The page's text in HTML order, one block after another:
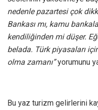
nedenle pazartesi çok
Bankası mı, kamu
kendiliğinden mi düşer.
belada. Türk piyasaları
olma zamanı”yorumunu
Bu yaz turizm gelirlerini